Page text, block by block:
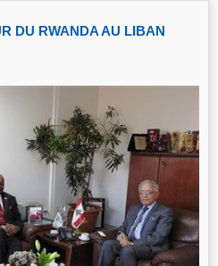
DU RWANDA AU LIBAN